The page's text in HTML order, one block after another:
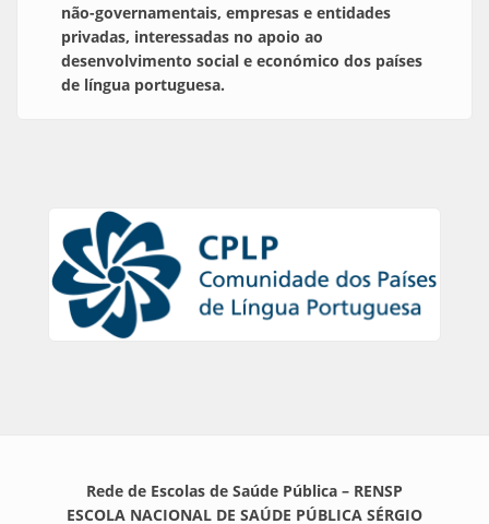
não-governamentais, empresas e entidades
privadas, interessadas no apoio ao
desenvolvimento social e económico dos países
de língua portuguesa.
Rede de Escolas de Saúde Pública – RENSP
ESCOLA NACIONAL DE SAÚDE PÚBLICA SÉRGIO